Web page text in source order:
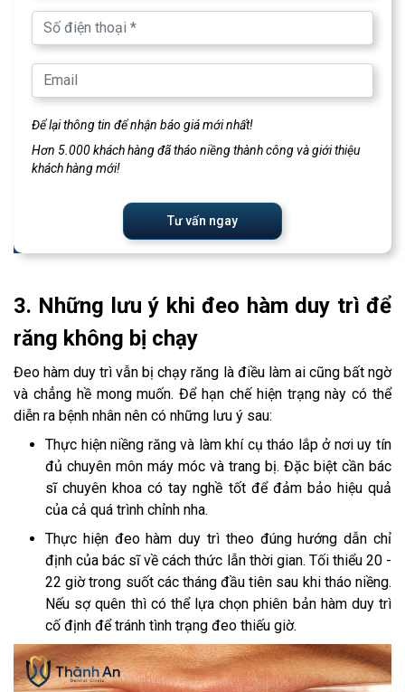
Để lại thông tin để nhận báo giá mới nhất!
Hơn 5.000 khách hàng đã tháo niềng thành công và giới thiệu
khách hàng mới!
Tư vấn ngay
3. Những lưu ý khi đeo hàm duy trì để
răng không bị chạy
Đeo hàm duy trì vẫn bị chạy răng là điều làm ai cũng bất ngờ
và chẳng hề mong muốn. Để hạn chế hiện trạng này có thể
diễn ra bệnh nhân nên có những lưu ý sau:
Thực hiện niềng răng và làm khí cụ tháo lắp ở nơi uy tín
đủ chuyên môn máy móc và trang bị. Đặc biệt cần bác
sĩ chuyên khoa có tay nghề tốt để đảm bảo hiệu quả
của cả quá trình chỉnh nha.
Thực hiện đeo hàm duy trì theo đúng hướng dẫn chỉ
định của bác sĩ về cách thức lẫn thời gian. Tối thiểu 20 -
22 giờ trong suốt các tháng đầu tiên sau khi tháo niềng.
Nếu sợ quên thì có thể lựa chọn phiên bản hàm duy trì
cố định để tránh tình trạng đeo thiếu giờ.